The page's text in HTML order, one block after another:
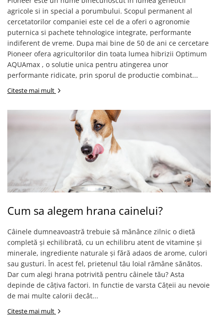
Porumb dulce
Ridichi
Salata
Spanac
Telina
Tomate
Gulii
leustean
Morcov
Pastarnac
sfecla
Seminte plante aromatice
Seminte cereale
Porumb
Cereale paioase
Floarea-Soarelui
agricole si in special a porumbului. Scopul permanent al
cercetatorilor companiei este cel de a oferi o agronomie
puternica si pachete tehnologice integrate, performante
indiferent de vreme. Dupa mai bine de 50 de ani ce cercetare
Pioneer ofera agricultorilor din toata lumea hibrizii Optimum
AQUAmax , o solutie unica pentru atingerea unor
performante ridicate, prin sporul de productie combinat...
Citeste mai mult
Cum sa alegem hrana cainelui?
Câinele dumneavoastră trebuie să mănânce zilnic o dietă
completă și echilibrată, cu un echilibru atent de vitamine și
minerale, ingrediente naturale și fără adaos de arome, culori
sau gusturi. În acest fel, prietenul tău loial rămâne sănătos.
Dar cum alegi hrana potrivită pentru câinele tău? Asta
depinde de câțiva factori. In functie de varsta Cățeii au nevoie
de mai multe calorii decât...
Citeste mai mult